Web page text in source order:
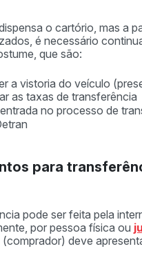
o cartório, mas a
é necessário
que são:
a vistoria do veículo
as taxas de transferência
no processo de
para
pode ser feita pela
por pessoa física ou
deve